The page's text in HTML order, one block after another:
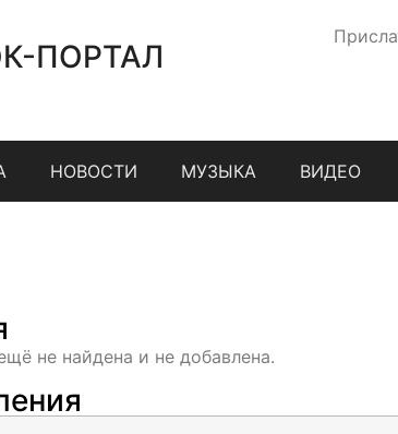
ПОРТАЛ
НОВОСТИ МУЗЫКА ВИДЕО
не найдена и не добавлена.